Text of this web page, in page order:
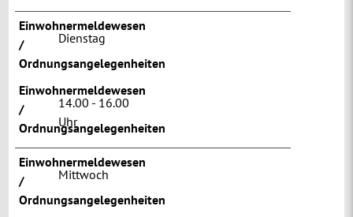
Einwohnermeldewesen
/
Ordnungsangelegenheiten
Dienstag
Einwohnermeldewesen
/
Ordnungsangelegenheiten
14.00 - 16.00
Uhr
Einwohnermeldewesen
/
Ordnungsangelegenheiten
Mittwoch